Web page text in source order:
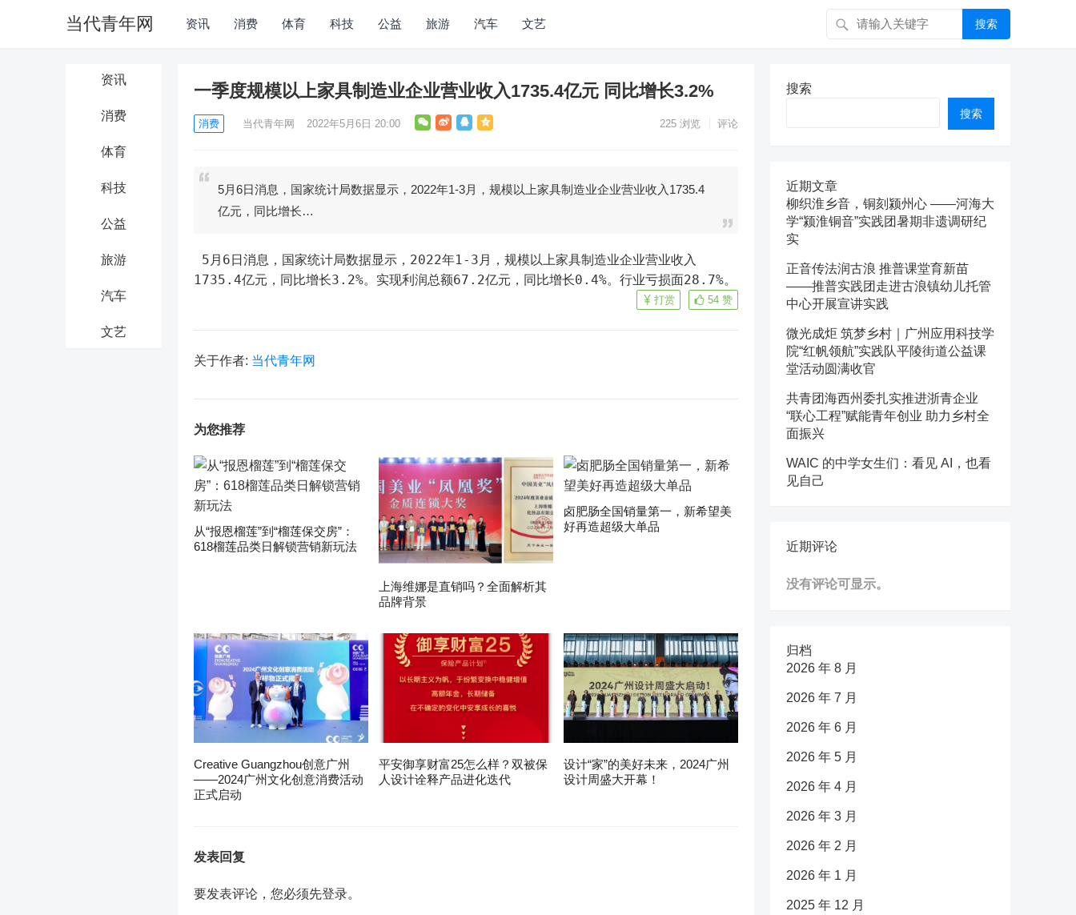
当代青年网 资讯 消费 体育 科技 公益 旅游 汽车 文艺 搜索
资讯
消费
体育
科技
公益
旅游
汽车
文艺
一季度规模以上家具制造业企业营业收入1735.4亿元 同比增长3.2%
消费 当代青年网 2022年5月6日 20:00 225 浏览 评论
5月6日消息，国家统计局数据显示，2022年1-3月，规模以上家具制造业企业营业收入1735.4
亿元，同比增长…
1735.4亿元，同比增长3.2%。实现利润总额67.2亿元，同比增长0.4%。行业亏损面28.7%。
54 赞
打赏
关于作者: 当代青年网
为您推荐
从“报恩榴莲”到“榴莲保交房”：
618榴莲品类日解锁营销新玩法
上海维娜是直销吗？全面解析其
品牌背景
卤肥肠全国销量第一，新希望美
好再造超级大单品
Creative Guangzhou创意广州
——2024广州文化创意消费活动
正式启动
平安御享财富25怎么样？双被保
人设计诠释产品进化迭代
设计“家”的美好未来，2024广州
设计周盛大开幕！
发表回复
要发表评论，您必须先登录。
搜索
搜索
近期文章
柳织淮乡音，铜刻颍州心 ——河海大
学“颍淮铜音”实践团暑期非遗调研纪
实
正音传法润古浪 推普课堂育新苗
——推普实践团走进古浪镇幼儿托管
中心开展宣讲实践
微光成炬 筑梦乡村｜广州应用科技学
院“红帆领航”实践队平陵街道公益课
堂活动圆满收官
共青团海西州委扎实推进浙青企业
“联心工程”赋能青年创业 助力乡村全
面振兴
WAIC 的中学女生们：看见 AI，也看
见自己
近期评论
没有评论可显示。
归档
2026 年 8 月
2026 年 7 月
2026 年 6 月
2026 年 5 月
2026 年 4 月
2026 年 3 月
2026 年 2 月
2026 年 1 月
2025 年 12 月